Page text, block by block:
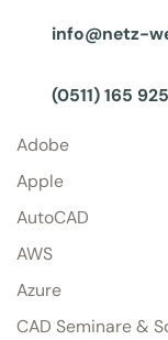
info@netz-
(0511) 165
Adobe
Apple
AutoCAD
AWS
Azure
CAD Seminare &